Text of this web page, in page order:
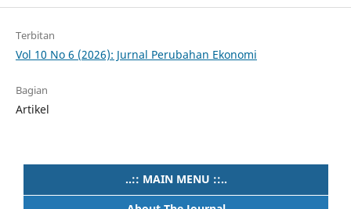
Terbitan
Vol 10 No 6 (2026): Jurnal Perubahan Ekonomi
Bagian
Artikel
..:: MAIN MENU ::..